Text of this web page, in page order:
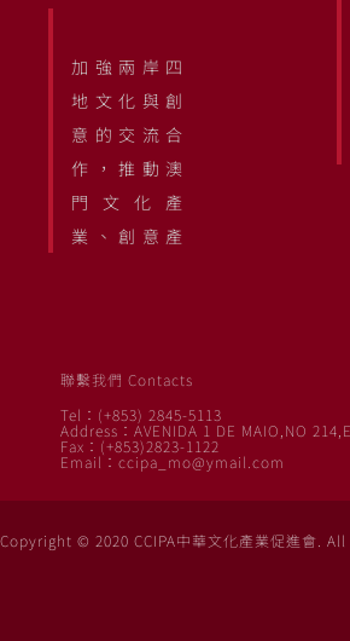
加強兩岸四
地文化與創
意的交流合
作，推動澳
門文化產
業、創意產
聯繫我們 Contacts
Tel：(+853) 2845-5113
Address：AVENIDA 1 DE MAIO,NO
Fax：(+853)2823-1122
Email：ccipa_mo@ymail.com
Copyright © 2020 CCIPA中華文化產業促進會.